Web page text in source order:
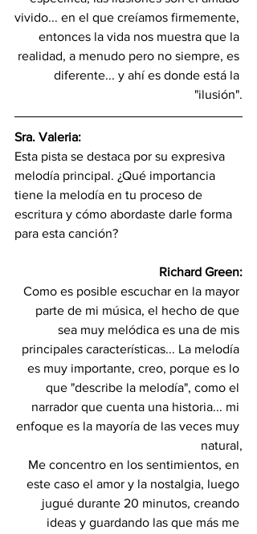
vivido... en el que creíamos firmemente,
entonces la vida nos muestra que la
realidad, a menudo pero no siempre, es
diferente... y ahí es donde está la
"ilusión".
Sra. Valeria:
Esta pista se destaca por su expresiva
melodía principal. ¿Qué importancia
tiene la melodía en tu proceso de
escritura y cómo abordaste darle forma
para esta canción?
Richard Green:
Como es posible escuchar en la mayor
parte de mi música, el hecho de que
sea muy melódica es una de mis
principales características... La melodía
es muy importante, creo, porque es lo
que "describe la melodía", como el
narrador que cuenta una historia... mi
enfoque es la mayoría de las veces muy
natural,
Me concentro en los sentimientos, en
este caso el amor y la nostalgia, luego
jugué durante 20 minutos, creando
ideas y guardando las que más me